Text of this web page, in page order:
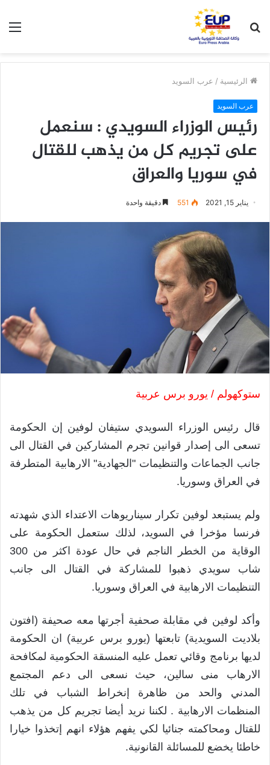
عن
الرئيسية / عرب السويد
عرب السويد
رئيس الوزراء السويدي : سنعمل
على تجريم كل من يذهب للقتال
في سوريا والعراق
يناير 15, 2021 551 دقيقة واحدة
ستوكهولم / يورو برس عربية
قال رئيس الوزراء السويدي ستيفان لوفين إن الحكومة
تسعى الى إصدار قوانين تجرم المشاركين في القتال الى
جانب الجماعات والتنظيمات "الجهادية" الارهابية المتطرفة
في العراق وسوريا.
ولم يستبعد لوفين تكرار سيناريوهات الاعتداء الذي شهدته
فرنسا مؤخرا في السويد، لذلك ستعمل الحكومة على
الوقاية من الخطر الناجم في حال عودة اكثر من 300
شاب سويدي ذهبوا للمشاركة في القتال الى جانب
التنظيمات الارهابية في العراق وسوريا.
وأكد لوفين في مقابلة صحفية أجرتها معه صحيفة (افتون
بلاديت السويدية) تابعتها (يورو برس عربية) ان الحكومة
لديها برنامج وقائي تعمل عليه المنسقة الحكومية لمكافحة
الارهاب منى سالين، حيث نسعى الى دعم المجتمع
المدني والحد من ظاهرة إنخراط الشباب في تلك
المنظمات الارهابية . لكننا نريد أيضا تجريم كل من يذهب
للقتال ومحاكمته جنائيا لكي يفهم هؤلاء انهم إتخذوا خيارا
خاطئا يخضع للمسائلة القانونية.